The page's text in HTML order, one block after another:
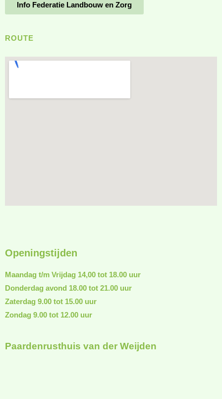
Info Federatie Landbouw en Zorg
ROUTE
Openingstijden
Maandag t/m Vrijdag 14,00 tot 18.00 uur
Donderdag avond 18.00 tot 21.00 uur
Zaterdag 9.00 tot 15.00 uur
Zondag 9.00 tot 12.00 uur
Paardenrusthuis van der Weijden